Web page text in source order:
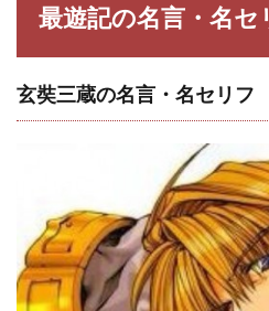
3.6
言・
の名
言・
名セ
リフ
3.8
最遊記の名言・名セ
玄奘三蔵の名言・名セリフ